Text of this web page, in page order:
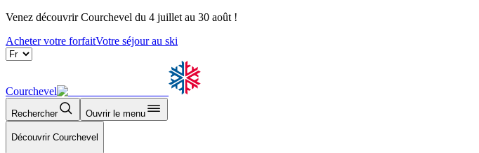
Venez découvrir Courchevel du 4 juillet au 30 août !
Acheter votre forfaitVotre séjour au ski
Courchevel
Rechercher Ouvrir le menu
Découvrir Courchevel